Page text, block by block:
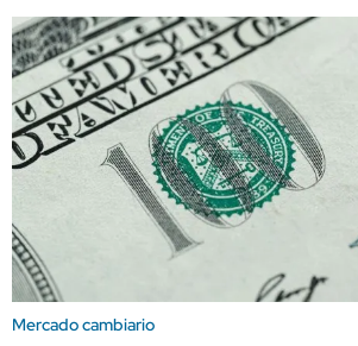
Mercado cambiario